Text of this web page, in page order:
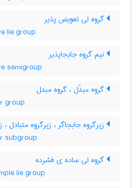
گروه لی تعویض پذیر
lie group
نیم گروه جابجاپذیر
semigroup
گروه مبدّل ، گروه مبدل
group
زیرگروه جابجاگر ، زیرگروه متبادل
subgroup
گروه لی ساده ی فشرده
lie group